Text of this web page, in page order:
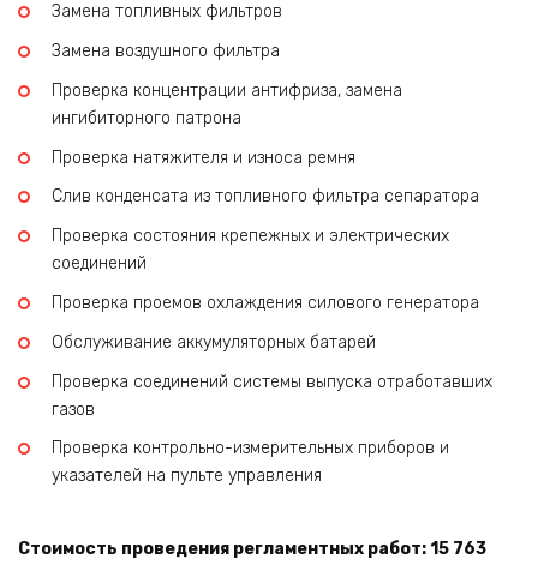
Замена топливных фильтров
Замена воздушного фильтра
Проверка концентрации антифриза, замена
ингибиторного патрона
Проверка натяжителя и износа ремня
Слив конденсата из топливного фильтра сепаратора
Проверка состояния крепежных и электрических
соединений
Проверка проемов охлаждения силового генератора
Обслуживание аккумуляторных батарей
Проверка соединений системы выпуска отработавших
газов
Проверка контрольно-измерительных приборов и
указателей на пульте управления
Стоимость проведения регламентных работ: 15 763